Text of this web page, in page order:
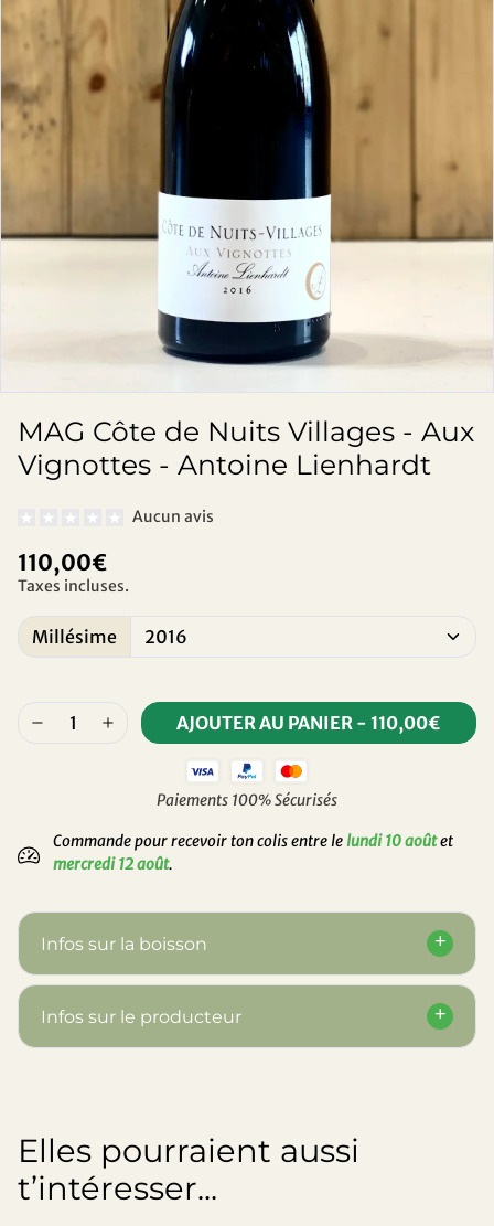
MAG Côte de Nuits Villages - Aux
Vignottes - Antoine Lienhardt
Aucun avis
110,00€
Taxes incluses.
Millésime
AJOUTER AU PANIER - 110,00€
Paiements 100% Sécurisés
Commande pour recevoir ton colis entre lelundi 10 aoûtet
mercredi 12 août.
Infos sur la boisson
Infos sur le producteur
Elles pourraient aussi
t’intéresser...